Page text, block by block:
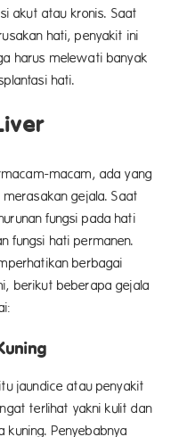
akut atau kronis. Saat
hati, penyakit ini
harus melewati banyak
hati.
macam, ada yang
gejala. Saat
fungsi pada hati
fungsi hati permanen.
berbagai
berikut beberapa gejala
jaundice atau penyakit
terlihat yakni kulit dan
Penyebabnya